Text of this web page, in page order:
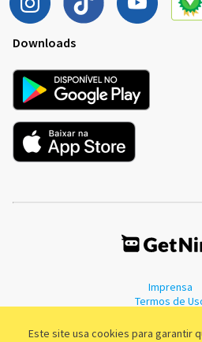
Este site usa cookies para garantir
Downloads
Imprensa
Termos de